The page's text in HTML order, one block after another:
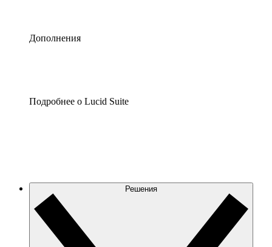
Дополнения
Подробнее о Lucid Suite
Решения